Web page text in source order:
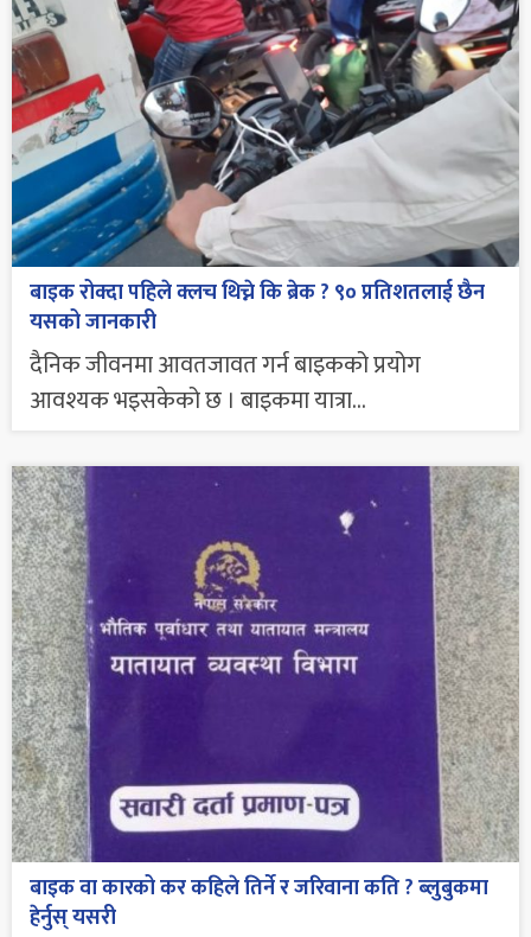
बाइक रोक्दा पहिले क्लच थिच्ने कि ब्रेक ? ९० प्रतिशतलाई छैन
यसको जानकारी
दैनिक जीवनमा आवतजावत गर्न बाइकको प्रयोग
आवश्यक भइसकेको छ । बाइकमा यात्रा...
बाइक वा कारको कर कहिले तिर्ने र जरिवाना कति ? ब्लुबुकमा
हेर्नुस् यसरी